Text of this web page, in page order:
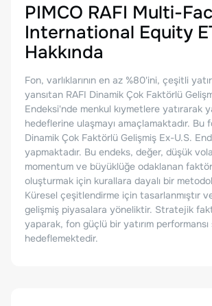
PIMCO RAFI Multi-
International Equity
Hakkında
Fon, varlıklarının en az %80'ini, çeşitli
yansıtan RAFI Dinamik Çok Faktörlü
Endeksi'nde menkul kıymetlere yatırarak
hedeflerine ulaşmayı amaçlamaktadır. Bu
Dinamik Çok Faktörlü Gelişmiş Ex-U.S.
yapmaktadır. Bu endeks, değer, düşük
momentum ve büyüklüğe odaklanan
oluşturmak için kurallara dayalı bir
Küresel çeşitlendirme için tasarlanmıştır
gelişmiş piyasalara yöneliktir. Stratejik
yaparak, fon güçlü bir yatırım performansı
hedeflemektedir.